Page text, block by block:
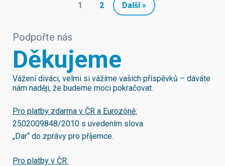
1 2 Další »
Podpořte nás
Děkujeme
Vážení diváci, velmi si vážíme vašich příspěvků – dáváte
nám naději, že budeme moci pokračovat.
Pro platby zdarma v ČR a Eurozóně:
2502009848/2010 s uvedením slova
„Dar“ do zprávy pro příjemce.
Pro platby v ČR: